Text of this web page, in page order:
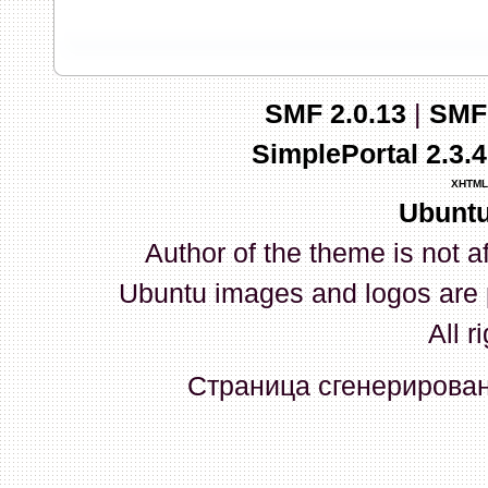
03 Апреля 2026, 10:02:33
whookey:GenKass: с
03 Апреля 2026, 05:22:56
GenKass:По тому же
02 Апреля 2026, 12:56:37
GenKass:Всем доброго
серии (6592) 1-1245, 3-
прошить до 7926, чтобы
Атол 11 видится в системе
SMF 2.0.13|
SimplePortal
XHTML
Author of the theme is not
Ubuntu images and logos
All
Страница